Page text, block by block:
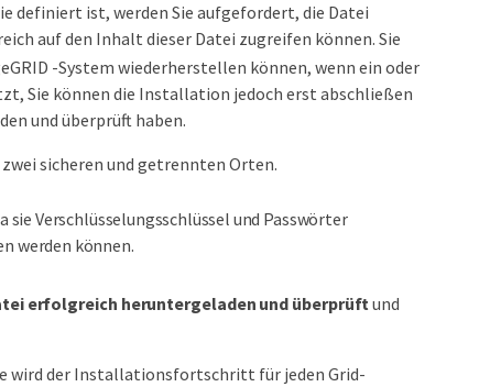
definiert ist, werden Sie aufgefordert, die Datei
auf den Inhalt dieser Datei zugreifen können. Sie
-System wiederherstellen können, wenn ein oder
Sie können die Installation jedoch erst abschließen
und überprüft haben.
sicheren und getrennten Orten.
Verschlüsselungsschlüssel und Passwörter
werden können.
erfolgreich heruntergeladen und überprüftund
wird der Installationsfortschritt für jeden Grid-